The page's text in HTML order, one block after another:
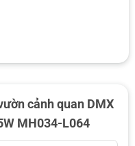
cảnh quan DMX
MH034-L064